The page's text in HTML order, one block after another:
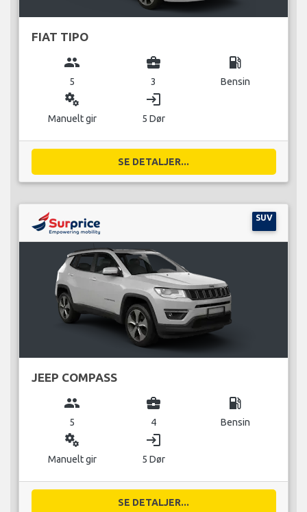
FIAT TIPO
group
5
business_center
3
local_gas_station
Bensin
miscellaneous_services
Manuelt gir
login
5 Dør
SE DETALJER...
SUV
JEEP COMPASS
group
5
business_center
4
local_gas_station
Bensin
miscellaneous_services
Manuelt gir
login
5 Dør
SE DETALJER...